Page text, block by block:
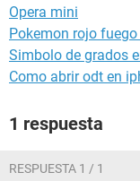
Opera mini
Pokemon rojo
Simbolo de grados
Como abrir odt en
1 respuesta
RESPUESTA 1 / 1